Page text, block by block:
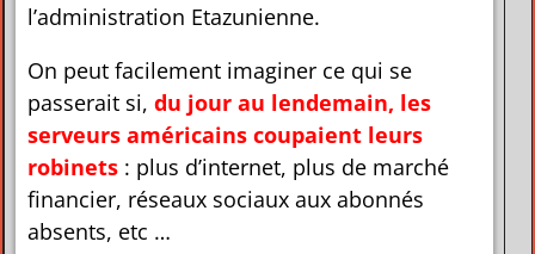
l’administration Etazunienne.
On peut facilement imaginer ce qui se
passerait si, du jour au lendemain, les
serveurs américains coupaient leurs
robinets: plus d’internet, plus de marché
financier, réseaux sociaux aux abonnés
absents, etc …